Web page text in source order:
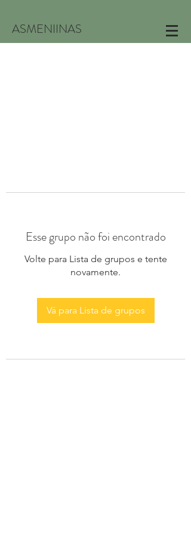
ASMENIINAS
Esse grupo não foi encontrado
Volte para Lista de grupos e tente
novamente.
Vá para Lista de grupos